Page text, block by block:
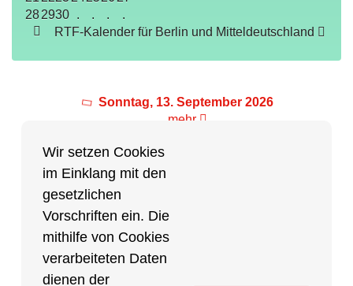
Wir setzen Cookies
im Einklang mit den
gesetzlichen
Vorschriften ein. Die
mithilfe von Cookies
verarbeiteten Daten
dienen der
282930 . . .
.
RTF-Kalender für Berlin und Mitteldeutschland
Sonntag, 13. September 2026
mehr
Partner des Breitensports